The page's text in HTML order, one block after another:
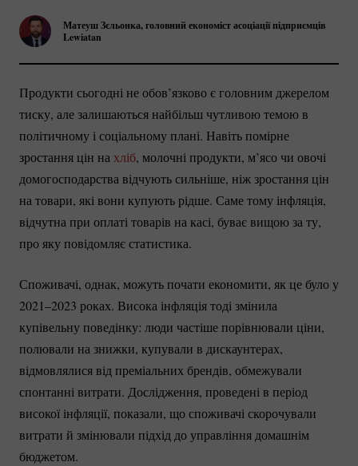
Матеуш Зєльонка, головний економіст асоціації підприємців
Lewiatan
Продукти сьогодні не обов’язково є головним джерелом
тиску, але залишаються найбільш чутливою темою в
політичному і соціальному плані. Навіть помірне
зростання цін нахліб, молочні продукти, м’ясо чи овочі
домогосподарства відчують сильніше, ніж зростання цін
на товари, які вони купують рідше. Саме тому інфляція,
відчутна при оплаті товарів на касі, буває вищою за ту,
про яку повідомляє статистика.
Споживачі, однак, можуть почати економити, як це було у
2021–2023 роках. Висока інфляція тоді змінила
купівельну поведінку: люди частіше порівнювали ціни,
полювали на знижки, купували в дискаунтерах,
відмовлялися від преміальних брендів, обмежували
спонтанні витрати. Дослідження, проведені в період
високої інфляції, показали, що споживачі скорочували
витрати й змінювали підхід до управління домашнім
бюджетом.